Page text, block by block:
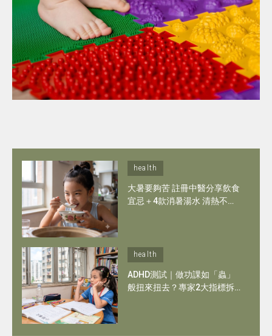
health
大暑要夠苦 註冊中醫分享飲食
宜忌＋4款消暑湯水 清熱不怕
health
ADHD測試｜做功課如「蟲」
般扭來扭去？專家2大指標拆